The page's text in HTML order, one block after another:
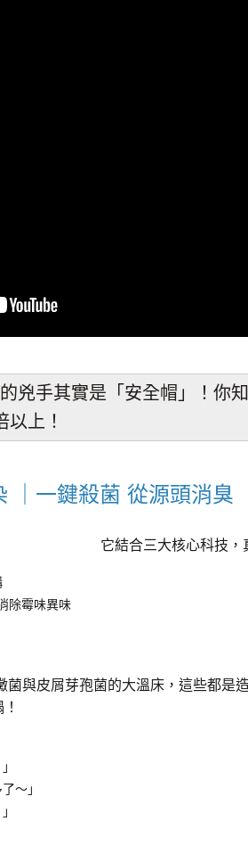
兇手其實是「安全帽」！你
上！
｜一鍵殺菌 從源頭消臭
它結合三大核心科技，
除霉味異味
與皮屑芽孢菌的大溫床，這些都
～」